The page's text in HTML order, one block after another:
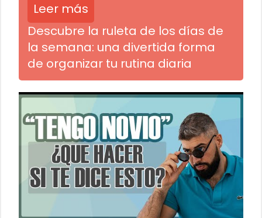
Leer más
Descubre la ruleta de los días de
la semana: una divertida forma
de organizar tu rutina diaria